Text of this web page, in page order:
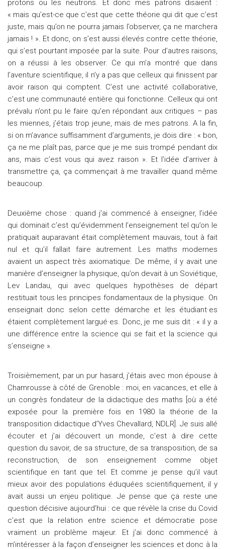
protons ou les neutrons. Et donc mes patrons disaient :
« mais qu’est-ce que c’est que cette théorie qui dit que c’est
juste, mais qu’on ne pourra jamais l’observer, ça ne marchera
jamais ! ». Et donc, on s’est aussi élevés contre cette théorie,
qui s’est pourtant imposée par la suite. Pour d’autres raisons,
on a réussi à les observer. Ce qui m’a montré que dans
l’aventure scientifique, il n’y a pas que celleux qui finissent par
avoir raison qui comptent. C’est une activité collaborative,
c’est une communauté entière qui fonctionne. Celleux qui ont
prévalu n’ont pu le faire qu’en répondant aux critiques – pas
les miennes, j’étais trop jeune, mais de mes patrons. A la fin,
si on m’avance suffisamment d’arguments, je dois dire : « bon,
ça ne me plaît pas, parce que je me suis trompé pendant dix
ans, mais c’est vous qui avez raison ». Et l’idée d’arriver à
transmettre ça, ça commençait à me travailler quand même
beaucoup.
Deuxième chose : quand j’ai commencé à enseigner, l’idée
qui dominait c’est qu’évidemment l’enseignement tel qu’on le
pratiquait auparavant était complètement mauvais, tout à fait
nul et qu’il fallait faire autrement. Les maths modernes
avaient un aspect très axiomatique. De même, il y avait une
manière d’enseigner la physique, qu’on devait à un Soviétique,
Lev Landau, qui avec quelques hypothèses de départ
restituait tous les principes fondamentaux de la physique. On
enseignait donc selon cette démarche et les étudiant·es
étaient complètement largué·es. Donc, je me suis dit : « il y a
une différence entre la science qui se fait et la science qui
s’enseigne ».
Troisièmement, par un pur hasard, j’étais avec mon épouse à
Chamrousse à côté de Grenoble : moi, en vacances, et elle à
un congrès fondateur de la didactique des maths [où a été
exposée pour la première fois en 1980 la théorie de la
transposition didactique d’Yves Chevallard, NDLR]. Je suis allé
écouter et j’ai découvert un monde, c’est à dire cette
question du savoir, de sa structure, de sa transposition, de sa
reconstruction, de son enseignement comme objet
scientifique en tant que tel. Et comme je pense qu’il vaut
mieux avoir des populations éduquées scientifiquement, il y
avait aussi un enjeu politique. Je pense que ça reste une
question décisive aujourd’hui : ce que révèle la crise du Covid
c’est que la relation entre science et démocratie pose
vraiment un problème majeur. Et j’ai donc commencé à
m’intéresser à la façon d’enseigner les sciences et donc à la